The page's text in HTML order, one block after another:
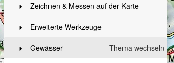
Zeichnen & Messen auf der Karte
Erweiterte Werkzeuge
Thema wechseln
Gewässer